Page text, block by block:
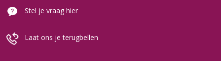
Stel je vraag hier
Laat ons je terugbellen